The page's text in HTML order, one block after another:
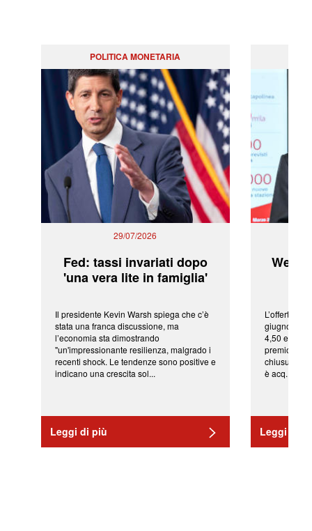
POLITICA MONETARIA
29/07/2026
Fed: tassi invariati dopo
'una vera lite in famiglia'
Il presidente Kevin Warsh spiega che c’è
stata una franca discussione, ma
l’economia sta dimostrando
"un'impressionante resilienza, malgrado i
recenti shock. Le tendenze sono positive e
indicano una crescita sol...
Leggi di più
L’offerta
giugno da
4,50 euro
premio di
chiusura
è acq...
Leggi di